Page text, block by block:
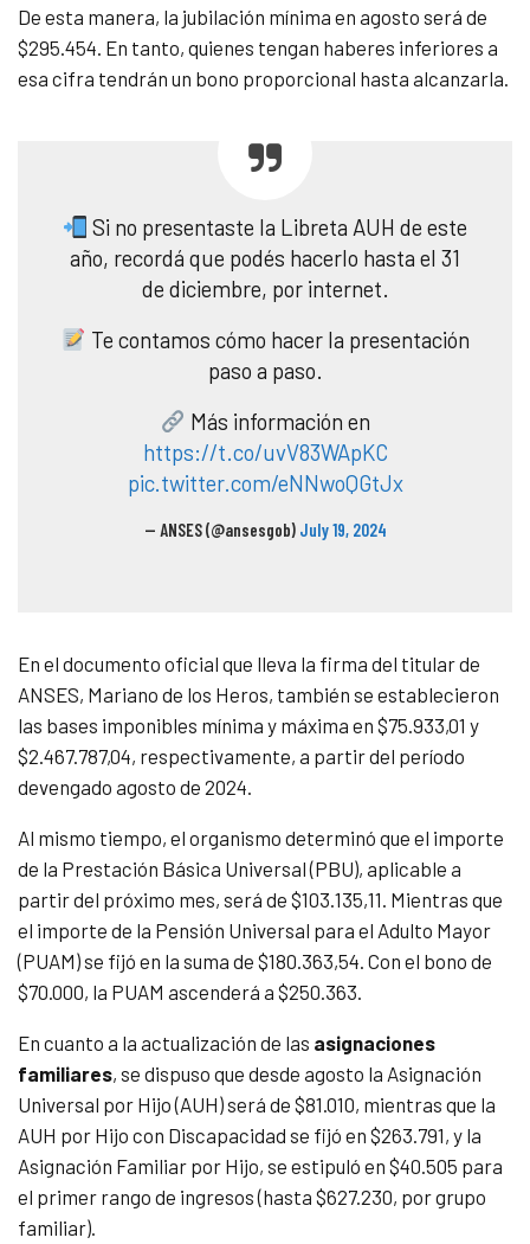
De esta manera, la jubilación mínima en agosto será de
$295.454. En tanto, quienes tengan haberes inferiores a
esa cifra tendrán un bono proporcional hasta alcanzarla.
Si no presentaste la Libreta AUH de este
año, recordá que podés hacerlo hasta el 31
de diciembre, por internet.
Te contamos cómo hacer la presentación
paso a paso.
Más información en
https://t.co/uvV83WApKC
pic.twitter.com/eNNwoQGtJx
— ANSES (@ansesgob) July 19, 2024
En el documento oficial que lleva la firma del titular de
ANSES, Mariano de los Heros, también se establecieron
las bases imponibles mínima y máxima en $75.933,01 y
$2.467.787,04, respectivamente, a partir del período
devengado agosto de 2024.
Al mismo tiempo, el organismo determinó que el importe
de la Prestación Básica Universal (PBU), aplicable a
partir del próximo mes, será de $103.135,11. Mientras que
el importe de la Pensión Universal para el Adulto Mayor
(PUAM) se fijó en la suma de $180.363,54. Con el bono de
$70.000, la PUAM ascenderá a $250.363.
En cuanto a la actualización de las asignaciones
familiares, se dispuso que desde agosto la Asignación
Universal por Hijo (AUH) será de $81.010, mientras que la
AUH por Hijo con Discapacidad se fijó en $263.791, y la
Asignación Familiar por Hijo, se estipuló en $40.505 para
el primer rango de ingresos (hasta $627.230, por grupo
familiar).